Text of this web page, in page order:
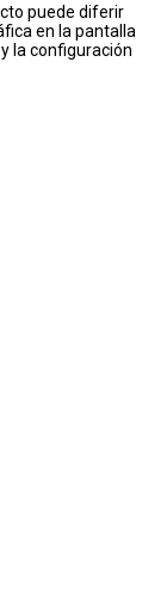
puede diferir
en la pantalla
la configuración